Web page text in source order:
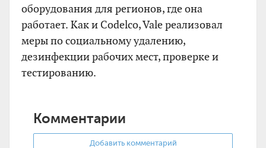
оборудования для регионов, где она
работает. Как и Codelco, Vale реализовал
меры по социальному удалению,
дезинфекции рабочих мест, проверке и
тестированию.
Комментарии
Добавить комментарий